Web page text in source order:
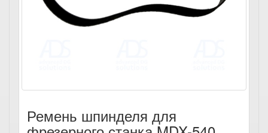
Ремень шпинделя для